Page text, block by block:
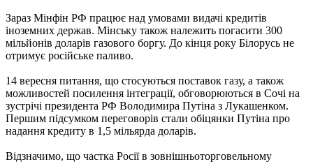
Зараз Мінфін РФ працює над умовами видачі кредитів
іноземних держав. Мінську також належить погасити 300
мільйонів доларів газового боргу. До кінця року Білорусь не
отримує російське паливо.
14 вересня питання, що стосуються поставок газу, а також
можливостей посилення інтеграції, обговорюються в Сочі на
зустрічі президента РФ Володимира Путіна з Лукашенком.
Першим підсумком переговорів стали обіцянки Путіна про
надання кредиту в 1,5 мільярда доларів.
Відзначимо, що частка Росії в зовнішньоторговельному